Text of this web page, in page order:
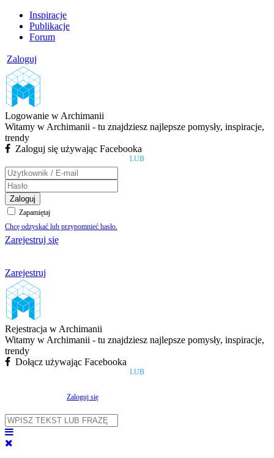
Inspiracje
Publikacje
Forum
Zaloguj
Logowanie w Archimanii
Witamy w Archimanii - tu znajdziesz najlepsze pomysły, inspiracje,
trendy
Zaloguj się używając Facebooka
LUB
Zaloguj
Zapamiętaj
Chcę odzyskać lub przypomnieć hasło.
Zarejestruj się
Zarejestruj
Rejestracja w Archimanii
Witamy w Archimanii - tu znajdziesz najlepsze pomysły, inspiracje,
trendy
Dołącz używając Facebooka
LUB
Zaloguj się